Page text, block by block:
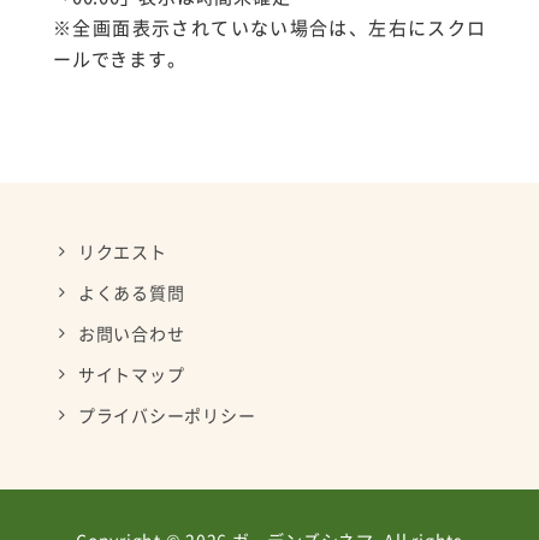
※全画面表示されていない場合は、左右にスクロ
ールできます。
リクエスト
よくある質問
お問い合わせ
サイトマップ
プライバシーポリシー